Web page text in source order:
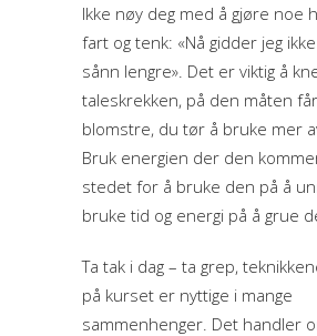
Ikke nøy deg med å gjøre noe
fart og tenk: «Nå gidder jeg
sånn lengre». Det er viktig å
taleskrekken, på den måten
blomstre, du tør å bruke mer
Bruk energien der den
stedet for å bruke den på å
bruke tid og energi på å grue
Ta tak i dag – ta grep,
på kurset er nyttige i mange
sammenhenger. Det handler